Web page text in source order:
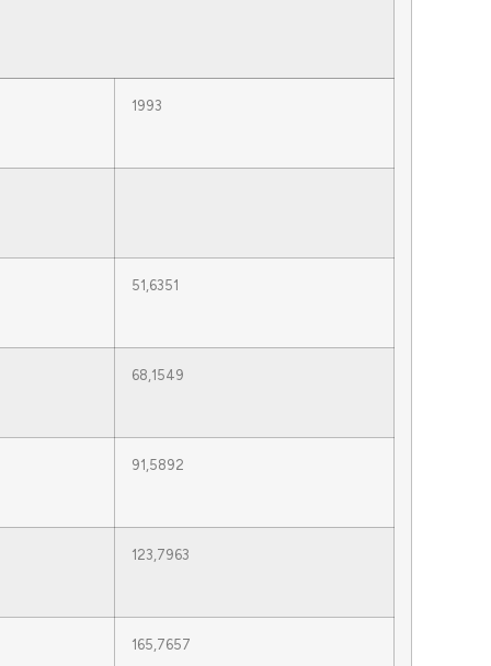
1993
51,6351
68,1549
91,5892
123,7963
165,7657